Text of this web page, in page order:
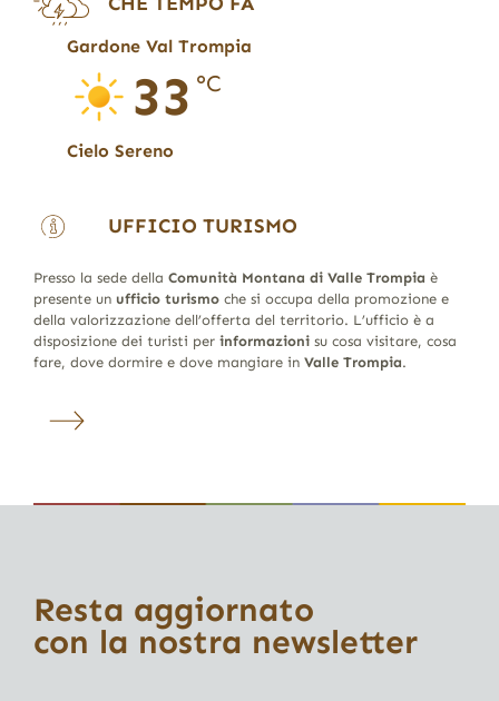
Gardone Val Trompia
33 °C
Cielo Sereno
UFFICIO TURISMO
Presso la sede della Comunità Montana di Valle Trompia è
presente un ufficio turismoche si occupa della promozione e
della valorizzazione dell’offerta del territorio. L’ufficio è a
disposizione dei turisti per informazionisu cosa visitare, cosa
fare, dove dormire e dove mangiare in Valle Trompia.
Resta aggiornato
con la nostra newsletter